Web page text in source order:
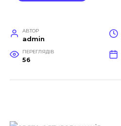
АВТОР
admin
ПЕРЕГЛЯДІВ
56